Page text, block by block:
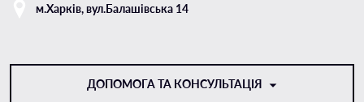
м.Харкiв, вул.Балашівська 14
ДОПОМОГА ТА КОНСУЛЬТАЦІЯ